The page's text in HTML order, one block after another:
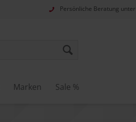
Persönliche Beratung unter
Marken Sale %